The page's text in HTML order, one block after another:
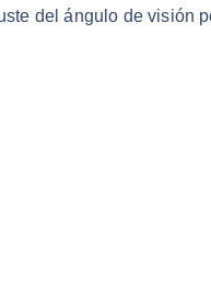
del ángulo de visión